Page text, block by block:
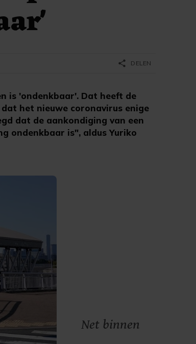
is 'ondenkbaar'. Dat heeft de
het nieuwe coronavirus enige
dat de aankondiging van een
ondenkbaar is", aldus Yuriko
share DELEN
Net binnen